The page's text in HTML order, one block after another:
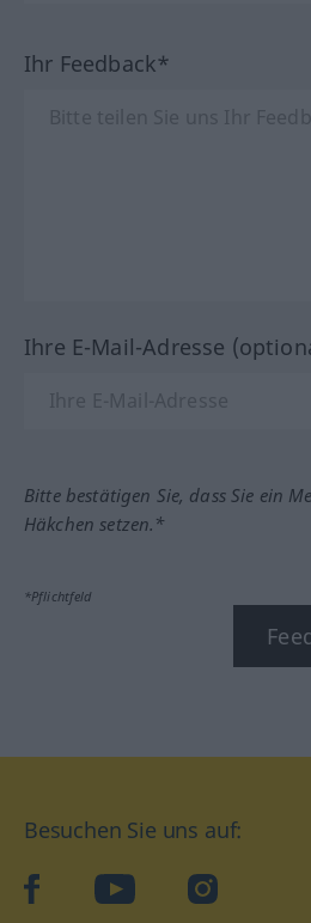
Ihr Feedback*
Ihre E-Mail-Adresse
Bitte bestätigen Sie, dass Sie ein
Häkchen setzen.*
*Pflichtfeld
Besuchen Sie uns auf:
facebookYouTube Instagram